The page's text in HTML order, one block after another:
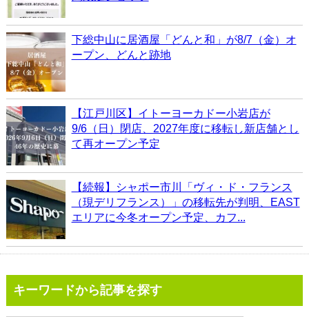
下総中山に居酒屋「どんと和」が8/7（金）オ
ープン、どんと跡地
【江戸川区】イトーヨーカドー小岩店が
9/6（日）閉店、2027年度に移転し新店舗とし
て再オープン予定
【続報】シャポー市川「ヴィ・ド・フランス
（現デリフランス）」の移転先が判明、EAST
エリアに今冬オープン予定、カフ...
キーワードから記事を探す